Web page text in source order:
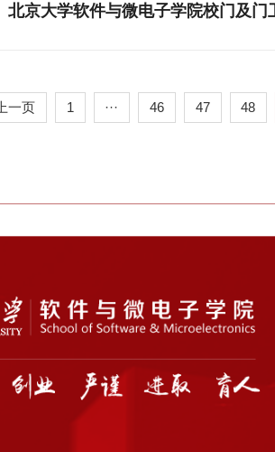
北京大学软件与微电子学院校门及
上一页 1 ··· 46 47 48